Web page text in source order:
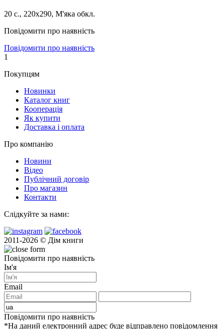
20 с., 220х290, М'яка обкл.
Повідомити про наявність
Повідомити про наявність
1
Покупцям
Новинки
Каталог книг
Кооперація
Як купити
Доставка і оплата
Про компанію
Новини
Відео
Публічний договір
Про магазин
Контакти
Слідкуйте за нами:
2011-2026 © Дім книги
Повідомити про наявність
Ім'я
Email
Повідомити про наявність
*На даний електронний адрес буде відправлено повідомлення